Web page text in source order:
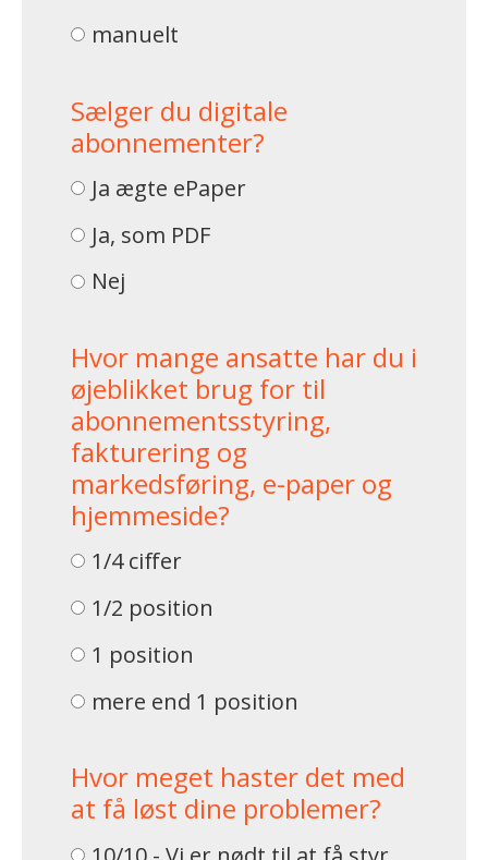
manuelt
Sælger du digitale
abonnementer?
Ja ægte ePaper
Ja, som PDF
Nej
Hvor mange ansatte har du i
øjeblikket brug for til
abonnementsstyring,
fakturering og
markedsføring, e-paper og
hjemmeside?
1/4 ciffer
1/2 position
1 position
mere end 1 position
Hvor meget haster det med
at få løst dine problemer?